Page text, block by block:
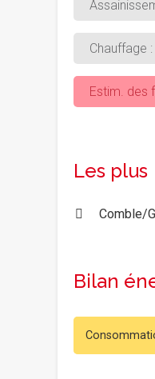
Chauffage :
Estim. des
Les plus
Comble/
Bilan